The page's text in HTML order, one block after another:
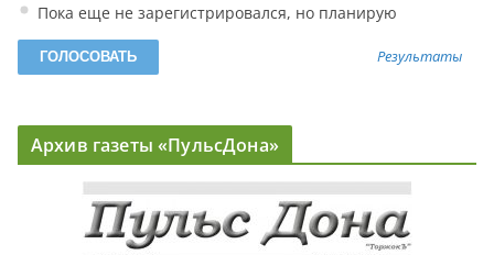
Пока еще не зарегистрировался, но планирую
Результаты
Архив газеты «ПульсДона»